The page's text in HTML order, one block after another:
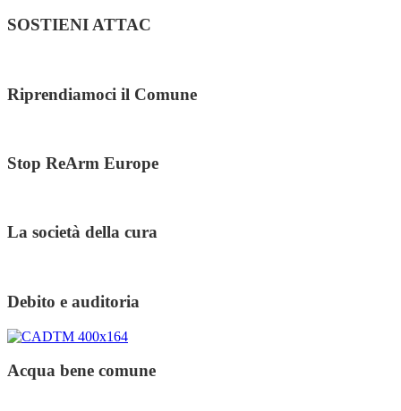
SOSTIENI ATTAC
Riprendiamoci il Comune
Stop ReArm Europe
La società della cura
Debito e auditoria
Acqua bene comune